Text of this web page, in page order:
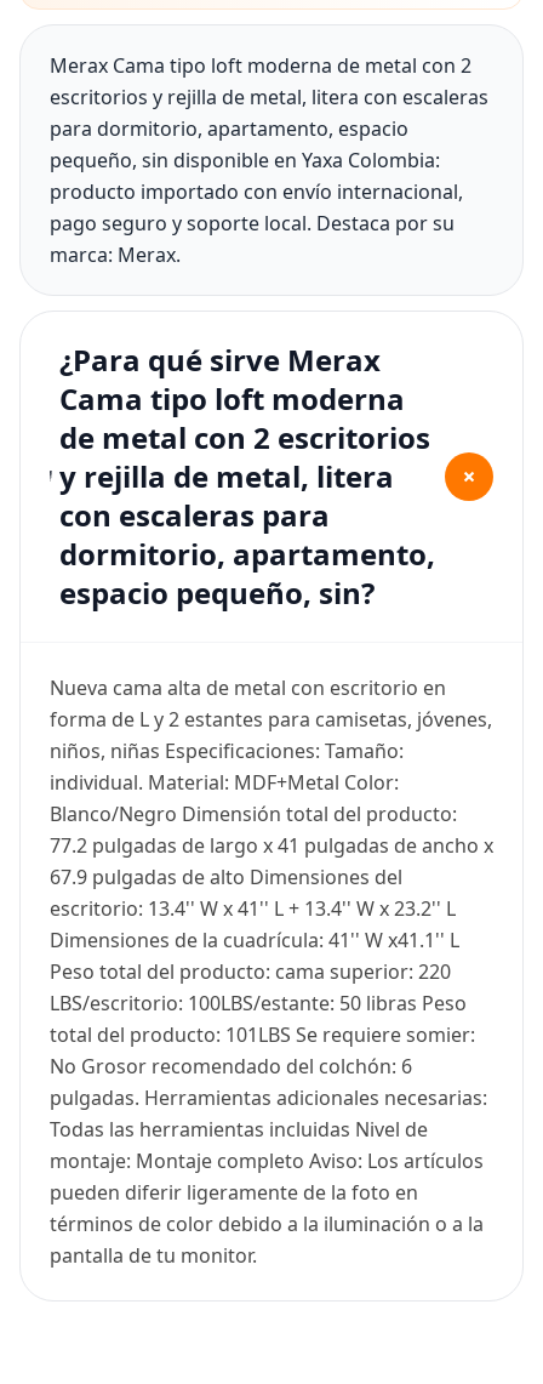
Merax Cama tipo loft moderna de metal con 2
escritorios y rejilla de metal, litera con escaleras
para dormitorio, apartamento, espacio
pequeño, sin disponible en Yaxa Colombia:
producto importado con envío internacional,
pago seguro y soporte local. Destaca por su
marca: Merax.
¿Para qué sirve Merax
Cama tipo loft moderna
de metal con 2 escritorios
y rejilla de metal, litera
con escaleras para
dormitorio, apartamento,
espacio pequeño, sin?
+
Nueva cama alta de metal con escritorio en
forma de L y 2 estantes para camisetas, jóvenes,
niños, niñas Especificaciones: Tamaño:
individual. Material: MDF+Metal Color:
Blanco/Negro Dimensión total del producto:
77.2 pulgadas de largo x 41 pulgadas de ancho x
67.9 pulgadas de alto Dimensiones del
escritorio: 13.4'' W x 41'' L + 13.4'' W x 23.2'' L
Dimensiones de la cuadrícula: 41'' W x41.1'' L
Peso total del producto: cama superior: 220
LBS/escritorio: 100LBS/estante: 50 libras Peso
total del producto: 101LBS Se requiere somier:
No Grosor recomendado del colchón: 6
pulgadas. Herramientas adicionales necesarias:
Todas las herramientas incluidas Nivel de
montaje: Montaje completo Aviso: Los artículos
pueden diferir ligeramente de la foto en
términos de color debido a la iluminación o a la
pantalla de tu monitor.